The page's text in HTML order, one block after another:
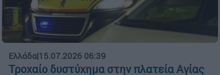
Ελλάδα|15.07.2026 06:39
Τροχαίο δυστύχημα στην πλατεία Αγίας